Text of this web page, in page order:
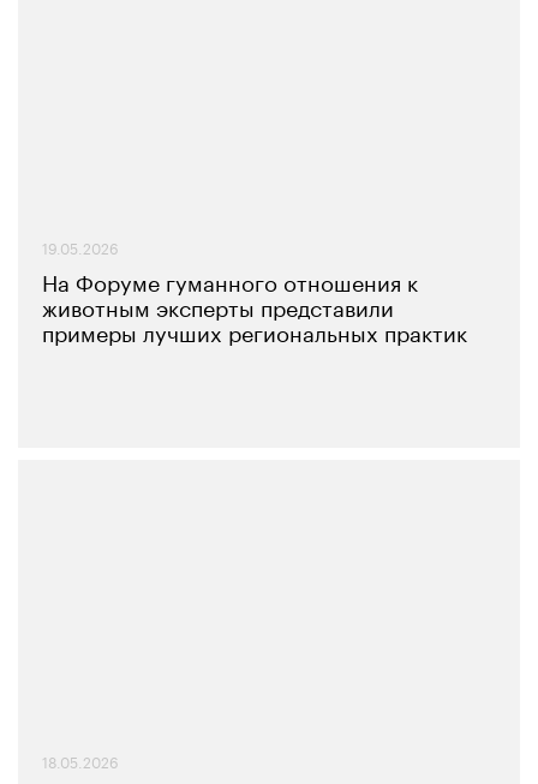
19.05.2026
На Форуме гуманного отношения к
животным эксперты представили
примеры лучших региональных практик
18.05.2026